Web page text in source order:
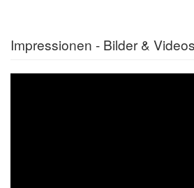
Impressionen - Bilder &